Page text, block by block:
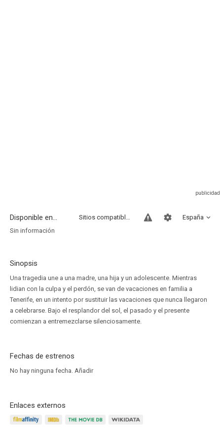
Disponible en... España
Sitios compatibles
Sin información
Sinopsis
Una tragedia une a una madre, una hija y un adolescente. Mientras
lidian con la culpa y el perdón, se van de vacaciones en familia a
Tenerife, en un intento por sustituir las vacaciones que nunca llegaron
a celebrarse. Bajo el resplandor del sol, el pasado y el presente
comienzan a entremezclarse silenciosamente.
Fechas de estrenos
No hay ninguna fecha. Añadir
Enlaces externos